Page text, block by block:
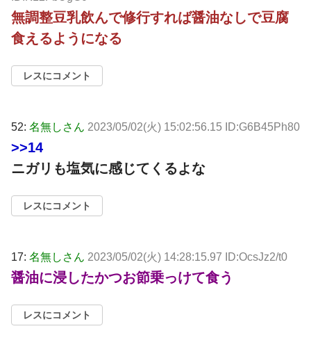
無調整豆乳飲んで修行すれば醤油なしで豆腐
食えるようになる
レスにコメント
52: 名無しさん 2023/05/02(火) 15:02:56.15 ID:G6B45Ph80
>>14
ニガリも塩気に感じてくるよな
レスにコメント
17: 名無しさん 2023/05/02(火) 14:28:15.97 ID:OcsJz2/t0
醤油に浸したかつお節乗っけて食う
レスにコメント